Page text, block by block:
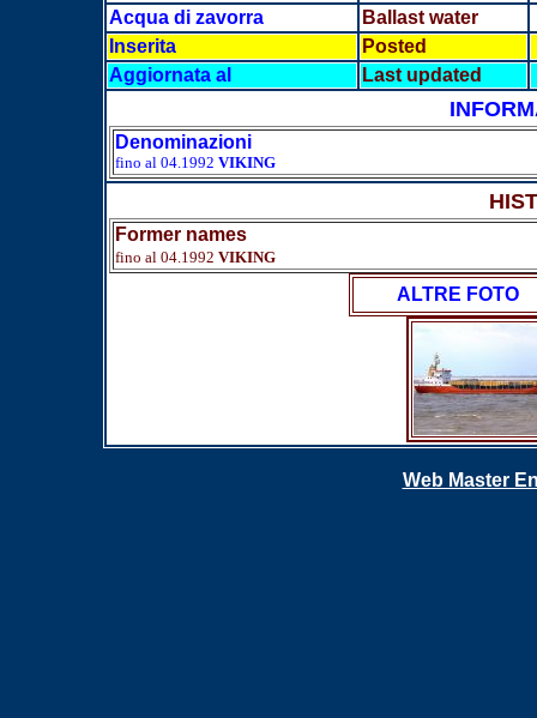
Acqua di zavorra
Ballast water
Inserita
Posted
Aggiornata al
Last updated
Denominazioni
fino al 04.1992 VIKING
Former names
fino al 04.1992 VIKING
ALTRE FOTO
Web Master